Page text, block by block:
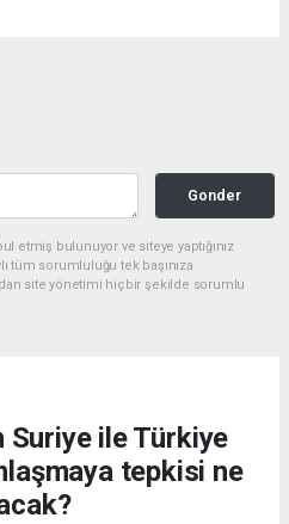
Gonder
etmiş bulunuyor ve siteye yaptığınız
tüm sorumluluğu tek başınıza
site yönetimi hiçbir şekilde sorumlu
Suriye ile Türkiye
tepkisi ne